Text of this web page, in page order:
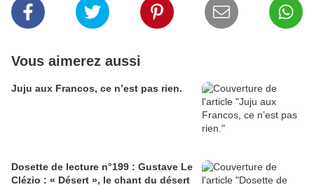
Vous aimerez aussi
Juju aux Francos, ce n’est pas rien.
Dosette de lecture n°199 : Gustave Le
Clézio : « Désert », le chant du désert